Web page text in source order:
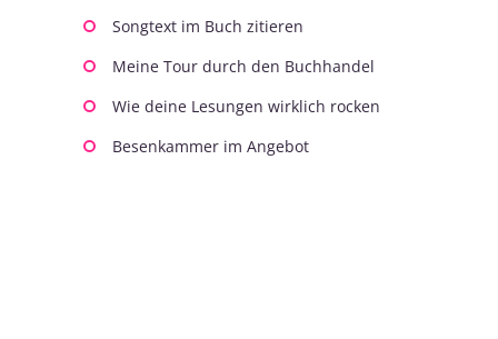
Songtext im Buch zitieren
Meine Tour durch den Buchhandel
Wie deine Lesungen wirklich rocken
Besenkammer im Angebot